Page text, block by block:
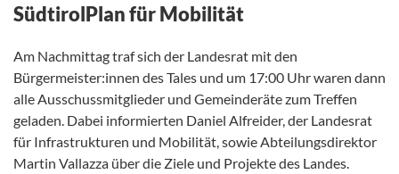
SüdtirolPlan für Mobilität
Am Nachmittag traf sich der Landesrat mit den
Bürgermeister:innen des Tales und um 17:00 Uhr waren dann
alle Ausschussmitglieder und Gemeinderäte zum Treffen
geladen. Dabei informierten Daniel Alfreider, der Landesrat
für Infrastrukturen und Mobilität, sowie Abteilungsdirektor
Martin Vallazza über die Ziele und Projekte des Landes.